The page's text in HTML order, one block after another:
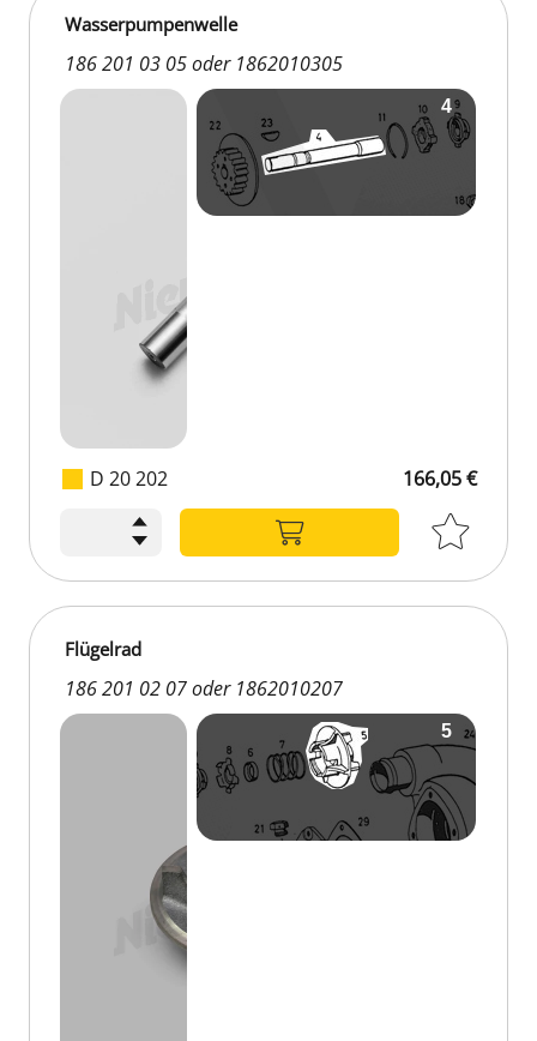
D 20 202
Wasserpumpenwelle
186 201 03 05 oder 1862010305
166,05 €
Flügelrad
186 201 02 07 oder 1862010207